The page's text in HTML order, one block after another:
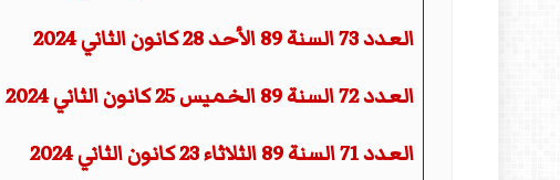
العدد 73 السنة 89 الأحد 28 كانون الثاني 2024
العدد 72 السنة 89 الخميس 25 كانون الثاني 2024
العدد 71 السنة 89 الثلاثاء 23 كانون الثاني 2024